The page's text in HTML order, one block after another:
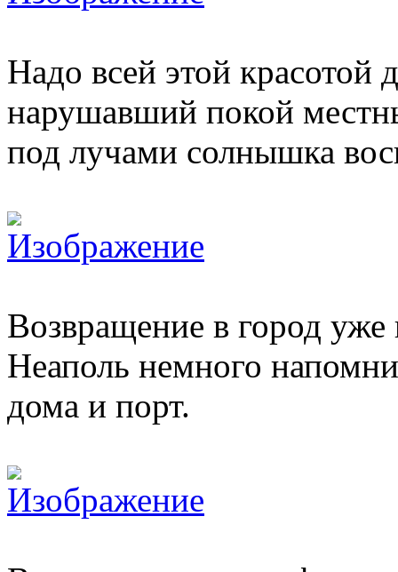
Надо всей этой красотой
нарушавший покой
под лучами солнышка
Возвращение в город
Неаполь немного
дома и порт.